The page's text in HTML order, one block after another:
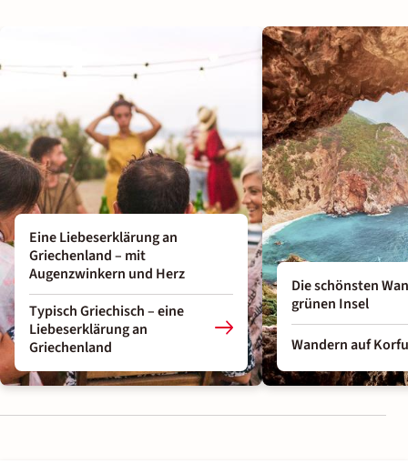
Eine Liebeserklärung an
Griechenland – mit
Augenzwinkern und Herz
Typisch Griechisch – eine
Liebeserklärung an
Griechenland
Die schönsten
grünen Insel
Wandern auf Korfu